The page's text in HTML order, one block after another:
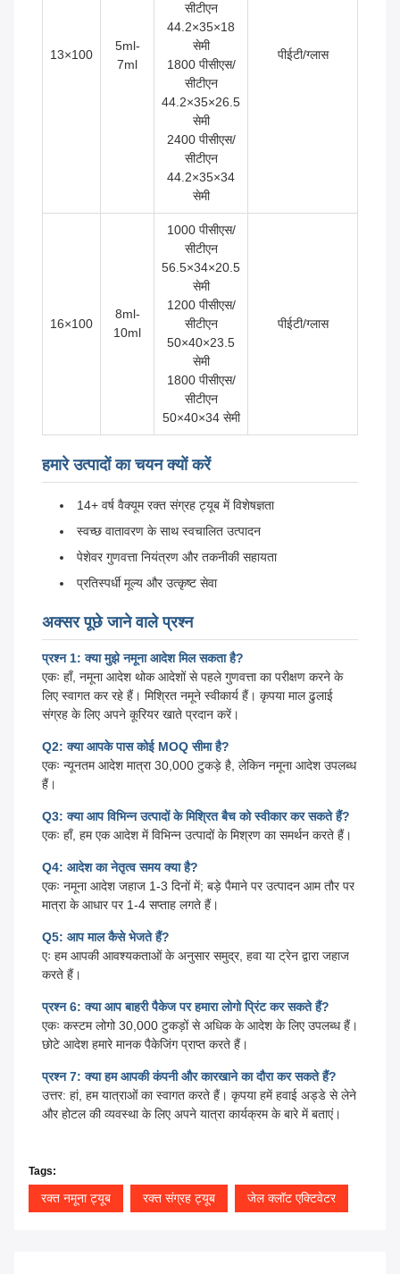
13×100
5ml-
7ml
सीटीएन
44.2×35×18
सेमी
1800 पीसीएस/
सीटीएन
44.2×35×26.5
सेमी
2400 पीसीएस/
सीटीएन
44.2×35×34
सेमी
पीईटी/ग्लास
16×100
8ml-
10ml
1000 पीसीएस/
सीटीएन
56.5×34×20.5
सेमी
1200 पीसीएस/
सीटीएन
50×40×23.5
सेमी
1800 पीसीएस/
सीटीएन
50×40×34 सेमी
पीईटी/ग्लास
हमारे उत्पादों का चयन क्यों करें
14+ वर्ष वैक्यूम रक्त संग्रह ट्यूब में विशेषज्ञता
स्वच्छ वातावरण के साथ स्वचालित उत्पादन
पेशेवर गुणवत्ता नियंत्रण और तकनीकी सहायता
प्रतिस्पर्धी मूल्य और उत्कृष्ट सेवा
अक्सर पूछे जाने वाले प्रश्न
प्रश्न 1: क्या मुझे नमूना आदेश मिल सकता है?
एकः हाँ, नमूना आदेश थोक आदेशों से पहले गुणवत्ता का परीक्षण करने के
लिए स्वागत कर रहे हैं। मिश्रित नमूने स्वीकार्य हैं। कृपया माल ढुलाई
संग्रह के लिए अपने कूरियर खाते प्रदान करें।
Q2: क्या आपके पास कोई MOQ सीमा है?
एकः न्यूनतम आदेश मात्रा 30,000 टुकड़े है, लेकिन नमूना आदेश उपलब्ध
हैं।
Q3: क्या आप विभिन्न उत्पादों के मिश्रित बैच को स्वीकार कर सकते हैं?
एकः हाँ, हम एक आदेश में विभिन्न उत्पादों के मिश्रण का समर्थन करते हैं।
Q4: आदेश का नेतृत्व समय क्या है?
एकः नमूना आदेश जहाज 1-3 दिनों में; बड़े पैमाने पर उत्पादन आम तौर पर
मात्रा के आधार पर 1-4 सप्ताह लगते हैं।
Q5: आप माल कैसे भेजते हैं?
एः हम आपकी आवश्यकताओं के अनुसार समुद्र, हवा या ट्रेन द्वारा जहाज
करते हैं।
प्रश्न 6: क्या आप बाहरी पैकेज पर हमारा लोगो प्रिंट कर सकते हैं?
एकः कस्टम लोगो 30,000 टुकड़ों से अधिक के आदेश के लिए उपलब्ध हैं।
छोटे आदेश हमारे मानक पैकेजिंग प्राप्त करते हैं।
प्रश्न 7: क्या हम आपकी कंपनी और कारखाने का दौरा कर सकते हैं?
उत्तर: हां, हम यात्राओं का स्वागत करते हैं। कृपया हमें हवाई अड्डे से लेने
और होटल की व्यवस्था के लिए अपने यात्रा कार्यक्रम के बारे में बताएं।
Tags:
रक्त नमूना ट्यूब रक्त संग्रह ट्यूब जेल क्लॉट एक्टिवेटर